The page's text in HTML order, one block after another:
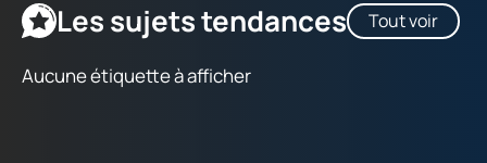
Les sujets tendances Tout voir
Aucune étiquette à afficher